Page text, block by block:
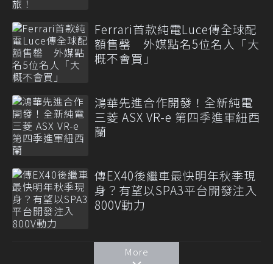
Ferrari首款純電Luce傳全球配
額售罄 外媒點名5位名人「大
概不會買」
鴻華先進合作開發！全新純電
三菱 ASX VR-e 第四季進軍紐西
蘭
傳EX40後繼車最快明年秋季現
身？有望以SPA3平台開發注入
800V動力
More